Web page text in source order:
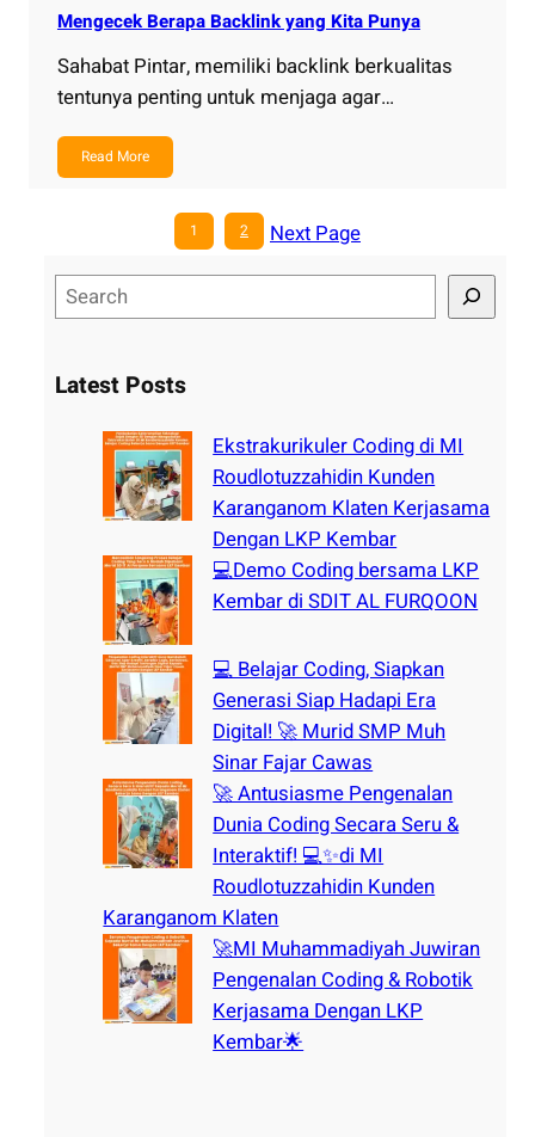
Mengecek Berapa Backlink yang Kita Punya
Sahabat Pintar, memiliki backlink berkualitas
tentunya penting untuk menjaga agar…
Read More
1 2
Next Page
e
rLatest Posts
Ekstrakurikuler Coding di MI
Roudlotuzzahidin Kunden
Karanganom Klaten Kerjasama
Dengan LKP Kembar
💻Demo Coding bersama LKP
Kembar di SDIT AL FURQOON
💻 Belajar Coding, Siapkan
Generasi Siap Hadapi Era
Digital! 🚀 Murid SMP Muh
Sinar Fajar Cawas
🚀 Antusiasme Pengenalan
Dunia Coding Secara Seru &
Interaktif! 💻✨di MI
Roudlotuzzahidin Kunden
Karanganom Klaten
🚀MI Muhammadiyah Juwiran
Pengenalan Coding & Robotik
Kerjasama Dengan LKP
Kembar🌟